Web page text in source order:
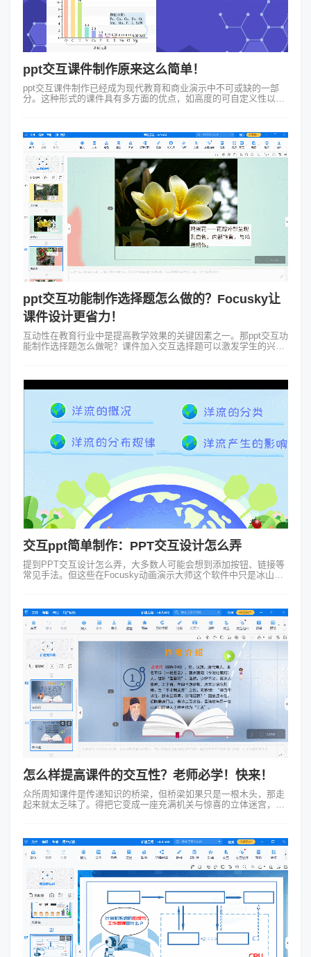
ppt交互课件制作原来这么简单！
ppt交互课件制作已经成为现代教育和商业演示中不可或缺的一部
分。这种形式的课件具有多方面的优点，如高度的可自定义性以及
ppt交互功能制作选择题怎么做的？Focusky让
课件设计更省力！
互动性在教育行业中是提高教学效果的关键因素之一。那ppt交互功
能制作选择题怎么做呢？课件加入交互选择题可以激发学生的兴趣
交互ppt简单制作：PPT交互设计怎么弄
提到PPT交互设计怎么弄，大多数人可能会想到添加按钮、链接等
常见手法。但这些在Focusky动画演示大师这个软件中只是冰山一
怎么样提高课件的交互性？老师必学！快来！
众所周知课件是传递知识的桥梁，但桥梁如果只是一根木头，那走
起来就太乏味了。得把它变成一座充满机关与惊喜的立体迷宫，让